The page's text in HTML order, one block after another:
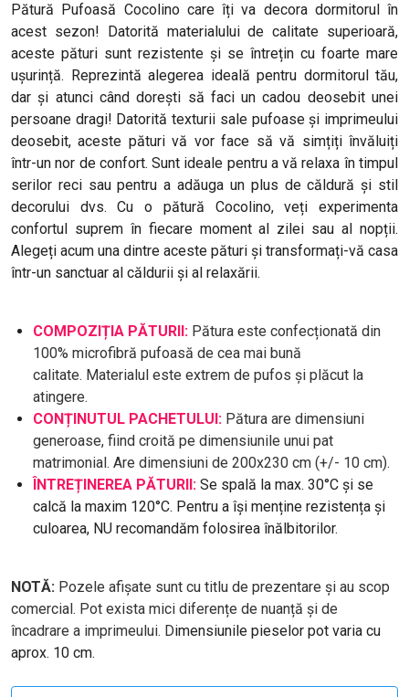
Pătură Pufoasă Cocolino care îți va decora dormitorul în
acest sezon! Datorită materialului de calitate superioară,
aceste pături sunt rezistente și se întrețin cu foarte mare
ușurință. Reprezintă alegerea ideală pentru dormitorul tău,
dar și atunci când dorești să faci un cadou deosebit unei
persoane dragi! Datorită texturii sale pufoase și imprimeului
deosebit, aceste pături vă vor face să vă simțiți învăluiți
într-un nor de confort. Sunt ideale pentru a vă relaxa în timpul
serilor reci sau pentru a adăuga un plus de căldură și stil
decorului dvs. Cu o pătură Cocolino, veți experimenta
confortul suprem în fiecare moment al zilei sau al nopții.
Alegeți acum una dintre aceste pături și transformați-vă casa
într-un sanctuar al căldurii și al relaxării.
COMPOZIȚIA PĂTURII: Pătura este confecționată din
100% microfibră pufoasă de cea mai bună
calitate. Materialul este extrem de pufos și plăcut la
atingere.
CONȚINUTUL PACHETULUI: Pătura are dimensiuni
generoase, fiind croită pe dimensiunile unui pat
matrimonial. Are dimensiuni de 200x230 cm (+/- 10 cm).
ÎNTREȚINEREA PĂTURII: Se spală la max. 30°C și se
calcă la maxim 120°C. Pentru a își menține rezistența și
culoarea, NU recomandăm folosirea înălbitorilor.
NOTĂ: Pozele afișate sunt cu titlu de prezentare și au scop
comercial. Pot exista mici diferențe de nuanță și de
încadrare a imprimeului. Dimensiunile pieselor pot varia cu
aprox. 10 cm.